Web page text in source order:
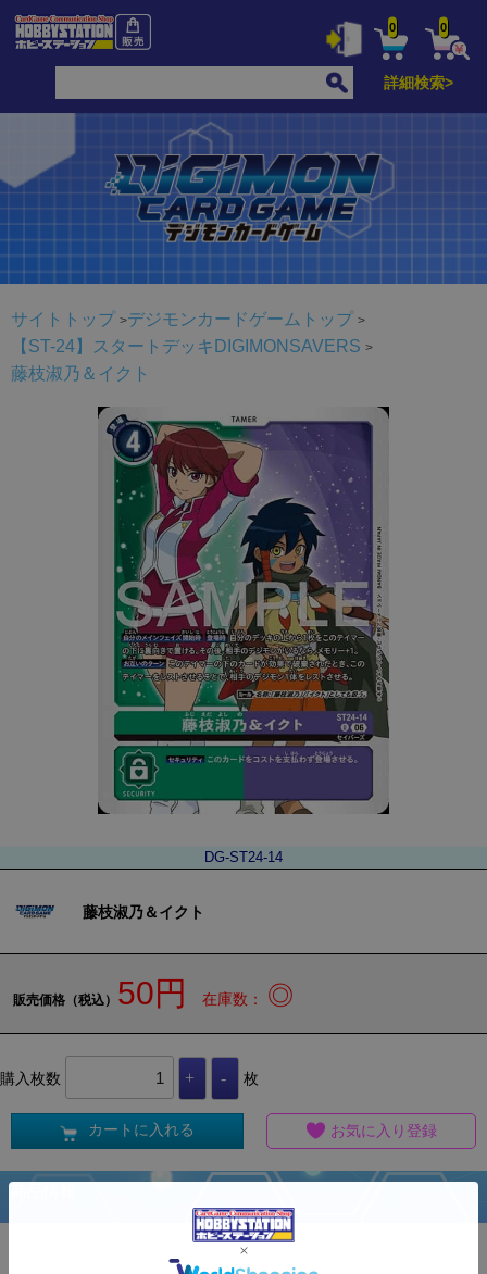
0 0
詳細検索>
サイトトップ
デジモンカードゲームトップ
【ST-24】スタートデッキDIGIMONSAVERS
藤枝淑乃＆イクト
DG-ST24-14
藤枝淑乃＆イクト
販売価格（税込） 50円 在庫数： ◎
購入枚数 枚
カートに入れる お気に入り登録